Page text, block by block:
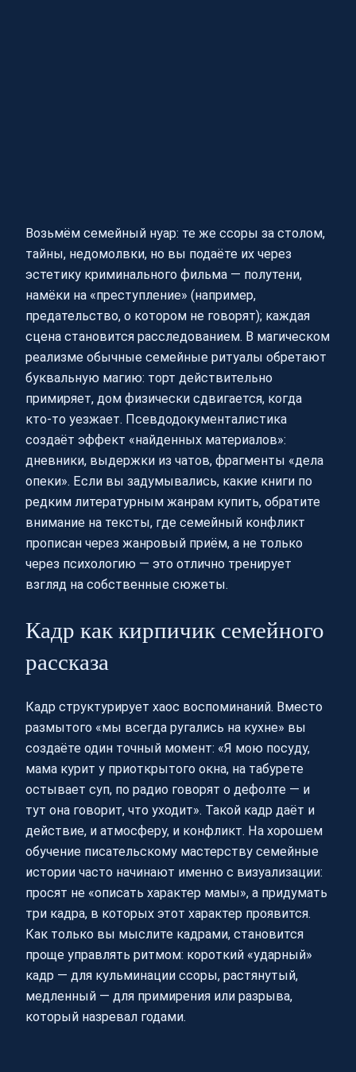
Возьмём семейный нуар: те же ссоры за столом,
тайны, недомолвки, но вы подаёте их через
эстетику криминального фильма — полутени,
намёки на «преступление» (например,
предательство, о котором не говорят); каждая
сцена становится расследованием. В магическом
реализме обычные семейные ритуалы обретают
буквальную магию: торт действительно
примиряет, дом физически сдвигается, когда
кто‑то уезжает. Псевдодокументалистика
создаёт эффект «найденных материалов»:
дневники, выдержки из чатов, фрагменты «дела
опеки». Если вы задумывались, какие книги по
редким литературным жанрам купить, обратите
внимание на тексты, где семейный конфликт
прописан через жанровый приём, а не только
через психологию — это отлично тренирует
взгляд на собственные сюжеты.
Кадр как кирпичик семейного
рассказа
Кадр структурирует хаос воспоминаний. Вместо
размытого «мы всегда ругались на кухне» вы
создаёте один точный момент: «Я мою посуду,
мама курит у приоткрытого окна, на табурете
остывает суп, по радио говорят о дефолте — и
тут она говорит, что уходит». Такой кадр даёт и
действие, и атмосферу, и конфликт. На хорошем
обучение писательскому мастерству семейные
истории часто начинают именно с визуализации:
просят не «описать характер мамы», а придумать
три кадра, в которых этот характер проявится.
Как только вы мыслите кадрами, становится
проще управлять ритмом: короткий «ударный»
кадр — для кульминации ссоры, растянутый,
медленный — для примирения или разрыва,
который назревал годами.